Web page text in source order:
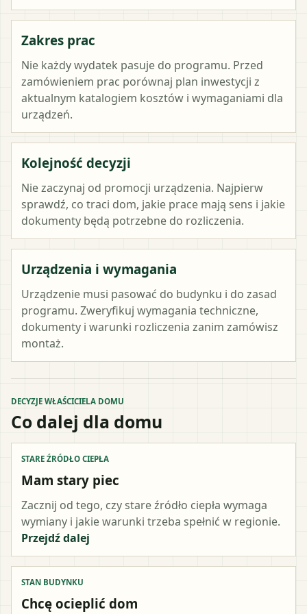
Zakres prac
Nie każdy wydatek pasuje do programu. Przed
zamówieniem prac porównaj plan inwestycji z
aktualnym katalogiem kosztów i wymaganiami dla
urządzeń.
Kolejność decyzji
Nie zaczynaj od promocji urządzenia. Najpierw
sprawdź, co traci dom, jakie prace mają sens i jakie
dokumenty będą potrzebne do rozliczenia.
Urządzenia i wymagania
Urządzenie musi pasować do budynku i do zasad
programu. Zweryfikuj wymagania techniczne,
dokumenty i warunki rozliczenia zanim zamówisz
montaż.
DECYZJE WŁAŚCICIELA DOMU
Co dalej dla domu
STARE ŹRÓDŁO CIEPŁA
Mam stary piec
Zacznij od tego, czy stare źródło ciepła wymaga
wymiany i jakie warunki trzeba spełnić w regionie.
Przejdź dalej
STAN BUDYNKU
Chcę ocieplić dom